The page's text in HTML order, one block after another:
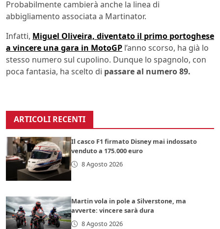
Probabilmente cambierà anche la linea di
abbigliamento associata a Martinator.
Infatti, Miguel Oliveira, diventato il primo portoghese
a vincere una gara in MotoGP l’anno scorso, ha già lo
stesso numero sul cupolino. Dunque lo spagnolo, con
poca fantasia, ha scelto di passare al numero 89.
ARTICOLI RECENTI
Il casco F1 firmato Disney mai indossato
venduto a 175.000 euro
8 Agosto 2026
Martin vola in pole a Silverstone, ma
avverte: vincere sarà dura
8 Agosto 2026